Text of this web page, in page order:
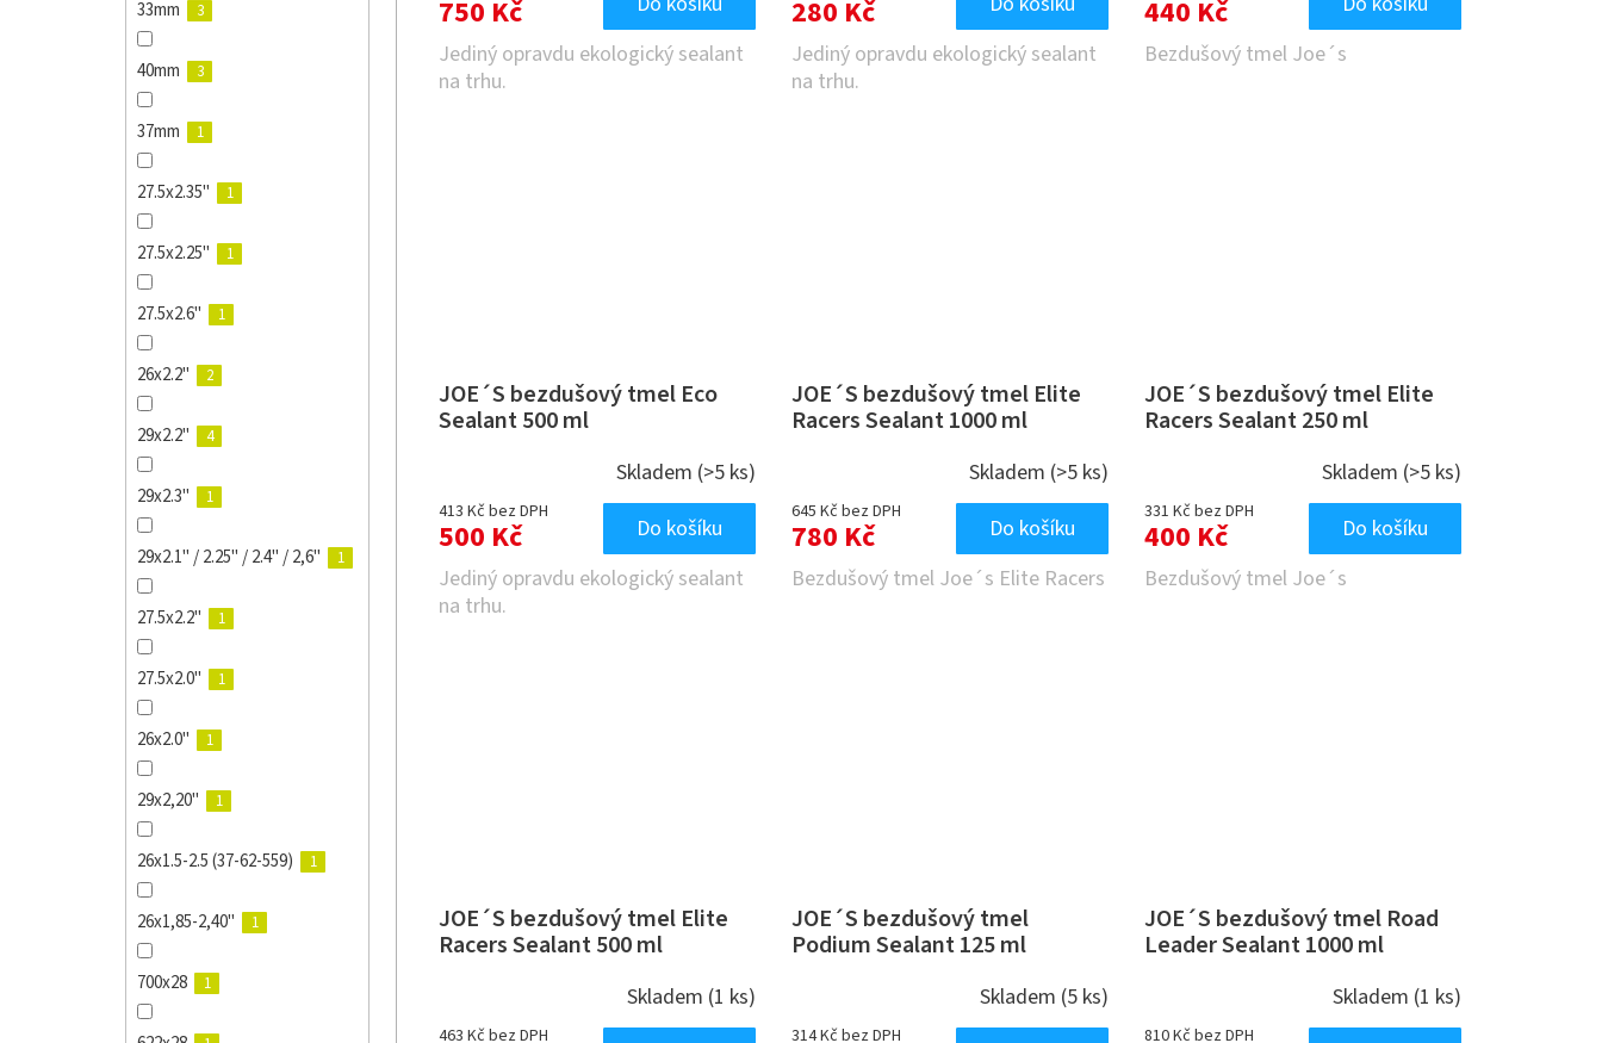
33mm 3
40mm 3
37mm 1
27.5x2.35" 1
27.5x2.25" 1
27.5x2.6" 1
26x2.2" 2
29x2.2" 4
29x2.3" 1
29x2.1" / 2.25" / 2.4" / 2,6" 1
27.5x2.2" 1
27.5x2.0" 1
26x2.0" 1
29x2,20" 1
26x1.5-2.5 (37-62-559) 1
26x1,85-2,40" 1
700x28 1
750 Kč
Jediný opravdu ekologický sealant
na trhu.
280 Kč
Jediný opravdu ekologický sealant
na trhu.
440 Kč
Bezdušový tmel Joe´s
JOE´S bezdušový tmel Eco
Sealant 500 ml
Skladem (>5 ks)
413 Kč bez DPH
500 Kč
Do košíku
Jediný opravdu ekologický sealant
na trhu.
JOE´S bezdušový tmel Elite
Racers Sealant 1000 ml
Skladem (>5 ks)
645 Kč bez DPH
780 Kč
Do košíku
Bezdušový tmel Joe´s Elite Racers
JOE´S bezdušový tmel Elite
Racers Sealant 250 ml
Skladem (>5 ks)
331 Kč bez DPH
400 Kč
Do košíku
Bezdušový tmel Joe´s
JOE´S bezdušový tmel Elite
Racers Sealant 500 ml
Skladem (1 ks)
463 Kč bez DPH
JOE´S bezdušový tmel
Podium Sealant 125 ml
Skladem (5 ks)
314 Kč bez DPH
JOE´S bezdušový tmel Road
Leader Sealant 1000 ml
Skladem (1 ks)
810 Kč bez DPH